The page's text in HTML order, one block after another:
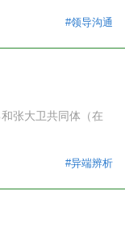
#领导沟通
张大卫共同体（在
#异端辨析